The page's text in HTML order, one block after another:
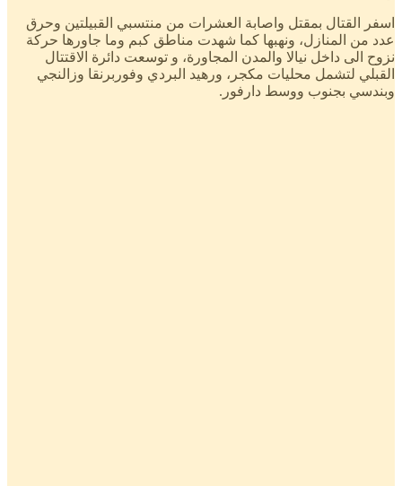
اسفر القتال بمقتل واصابة العشرات من منتسبي القبيلتين وحرق
عدد من المنازل، ونهبها كما شهدت مناطق كبم وما جاورها حركة
نزوح الى داخل نيالا والمدن المجاورة، و توسعت دائرة الاقتتال
القبلي لتشمل محليات مكجر، ورهيد البردي وفوربرنقا وزالنجي
وبندسي بجنوب ووسط دارفور.